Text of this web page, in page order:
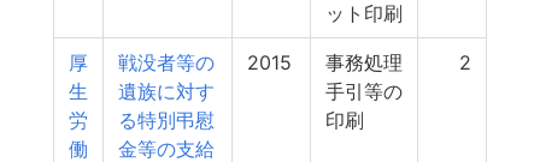
ット印刷
厚
生
労
働
戦没者等の
遺族に対す
る特別弔慰
金等の支給
2015
事務処理
手引等の
印刷
2